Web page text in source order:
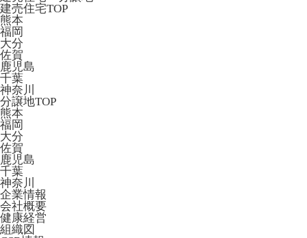
建売住宅TOP
熊本
福岡
大分
佐賀
鹿児島
千葉
神奈川
分譲地TOP
熊本
福岡
大分
佐賀
鹿児島
千葉
神奈川
企業情報
会社概要
健康経営
組織図